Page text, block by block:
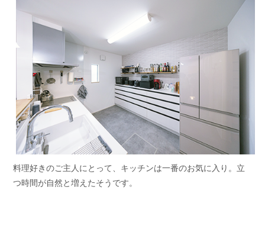
料理好きのご主人にとって、キッチンは一番のお気に入り。立
つ時間が自然と増えたそうです。